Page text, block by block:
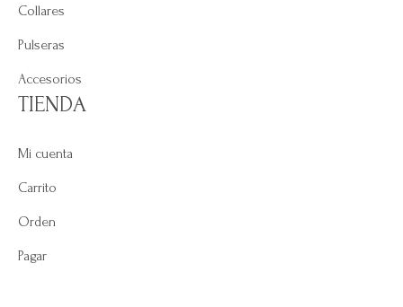
Collares
Pulseras
Accesorios
TIENDA
Mi cuenta
Carrito
Orden
Pagar